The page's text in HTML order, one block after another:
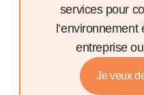
services pour
entreprise
Je veux